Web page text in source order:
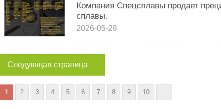
Компания Спецсплавы продает
сплавы.
2026-05-29
Следующая страница
1 2 3 4 5 6 7 8 9 10 ...